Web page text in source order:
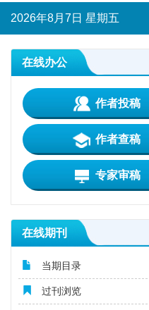
2026年8月7日 星期五
在线办公
作者投稿
作者查稿
专家审稿
在线期刊
当期目录
过刊浏览